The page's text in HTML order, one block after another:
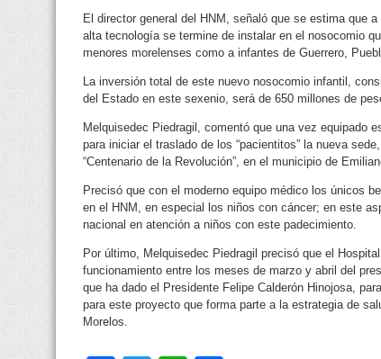
El director general del HNM, señaló que se estima que
alta tecnología se termine de instalar en el nosocomio
menores morelenses como a infantes de Guerrero,
La inversión total de este nuevo nosocomio infantil,
del Estado en este sexenio, será de 650 millones de
Melquisedec Piedragil, comentó que una vez equipado
para iniciar el traslado de los “pacientitos” la nueva
“Centenario de la Revolución”, en el municipio de
Precisó que con el moderno equipo médico los únicos
en el HNM, en especial los niños con cáncer; en este
nacional en atención a niños con este padecimiento.
Por último, Melquisedec Piedragil precisó que el
funcionamiento entre los meses de marzo y abril del
que ha dado el Presidente Felipe Calderón Hinojosa,
para este proyecto que forma parte a la estrategia de
Morelos.